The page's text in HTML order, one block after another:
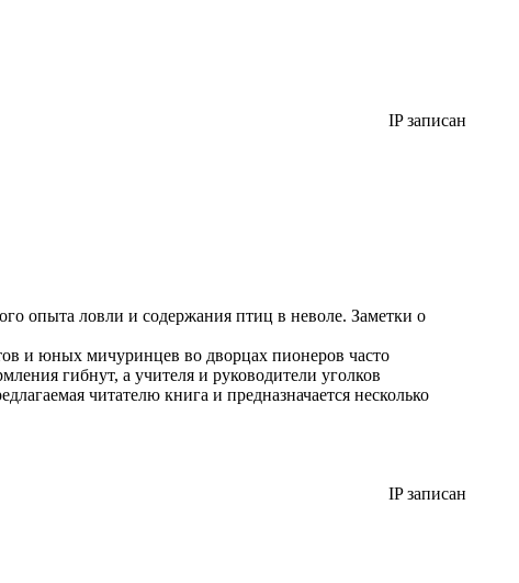
IP записан
опыта ловли и содержания птиц в неволе. Заметки о
и юных мичуринцев во дворцах пионеров часто
гибнут, а учителя и руководители уголков
читателю книга и предназначается несколько
IP записан